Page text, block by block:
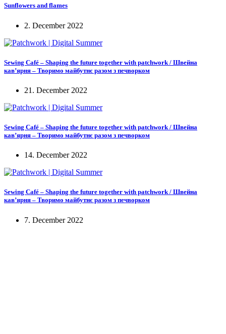
Sunflowers and flames
2. December 2022
Sewing Café – Shaping the future together with patchwork / Швейна
кав’ярня – Творимо майбутнє разом з печворком
21. December 2022
Sewing Café – Shaping the future together with patchwork / Швейна
кав’ярня – Творимо майбутнє разом з печворком
14. December 2022
Sewing Café – Shaping the future together with patchwork / Швейна
кав’ярня – Творимо майбутнє разом з печворком
7. December 2022